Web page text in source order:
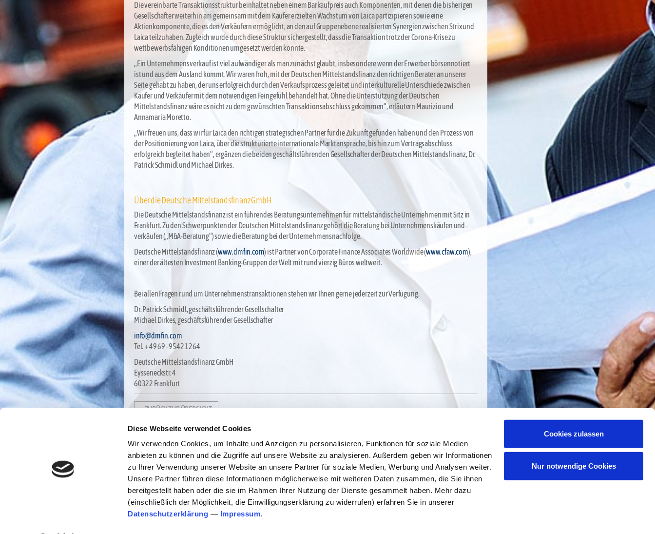
Diese Webseite verwendet Cookies
Wir verwenden Cookies, um Inhalte und Anzeigen zu personalisieren, Funktionen für soziale Medien
anbieten zu können und die Zugriffe auf unsere Website zu analysieren. Außerdem geben wir Informationen
zu Ihrer Verwendung unserer Website an unsere Partner für soziale Medien, Werbung und Analysen weiter.
Unsere Partner führen diese Informationen möglicherweise mit weiteren Daten zusammen, die Sie ihnen
bereitgestellt haben oder die sie im Rahmen Ihrer Nutzung der Dienste gesammelt haben. Mehr dazu
(einschließlich der Möglichkeit, die Einwilligungserklärung zu widerrufen) erfahren Sie in unserer
Datenschutzerklärung — Impressum.
Cookies zulassen
Nur notwendige Cookies
Die vereinbarte Transaktionsstruktur beinhaltet neben einem Barkaufpreis auch Komponenten, mit denen die bisherigen
Gesellschafter weiterhin am gemeinsam mit dem Käufer erzielten Wachstum von Laica partizipieren sowie eine
Aktienkomponente, die es den Verkäufern ermöglicht, an den auf Gruppenebene realisierten Synergien zwischen Strix und
Laica teilzuhaben. Zugleich wurde durch diese Struktur sichergestellt, dass die Transaktion trotz der Corona-Krise zu
wettbewerbsfähigen Konditionen umgesetzt werden konnte.
„Ein Unternehmensverkauf ist viel aufwändiger als man zunächst glaubt, insbesondere wenn der Erwerber börsennotiert
ist und aus dem Ausland kommt. Wir waren froh, mit der Deutschen Mittelstandsfinanz den richtigen Berater an unserer
Seite gehabt zu haben, der uns erfolgreich durch den Verkaufsprozess geleitet und interkulturelle Unterschiede zwischen
Käufer und Verkäufer mit dem notwendigen Feingefühl behandelt hat. Ohne die Unterstützung der Deutschen
Mittelstandsfinanz wäre es nicht zu dem gewünschten Transaktionsabschluss gekommen“, erläutern Maurizio und
Annamaria Moretto.
„Wir freuen uns, dass wir für Laica den richtigen strategischen Partner für die Zukunft gefunden haben und den Prozess von
der Positionierung von Laica, über die strukturierte internationale Marktansprache, bis hin zum Vertragsabschluss
erfolgreich begleitet haben“, ergänzen die beiden geschäftsführenden Gesellschafter der Deutschen Mittelstandsfinanz, Dr.
Patrick Schmidl und Michael Dirkes.
Über die Deutsche Mittelstandsfinanz GmbH
Die Deutsche Mittelstandsfinanz ist ein führendes Beratungsunternehmen für mittelständische Unternehmen mit Sitz in
Frankfurt. Zu den Schwerpunkten der Deutschen Mittelstandsfinanz gehört die Beratung bei Unternehmenskäufen und -
verkäufen („M&A-Beratung“) sowie die Beratung bei der Unternehmensnachfolge.
Deutsche Mittelstandsfinanz (www.dmfin.com) ist Partner von Corporate Finance Associates Worldwide (www.cfaw.com),
einer der ältesten Investment Banking-Gruppen der Welt mit rund vierzig Büros weltweit.
Bei allen Fragen rund um Unternehmenstransaktionen stehen wir Ihnen gerne jederzeit zur Verfügung.
Dr. Patrick Schmidl, geschäftsführender Gesellschafter
Michael Dirkes, geschäftsführender Gesellschafter
info@dmfin.com
Tel. + 49 69 - 9542 1264
Deutsche Mittelstandsfinanz GmbH
Eysseneckstr. 4
60322 Frankfurt
< ZURÜCK ZUR ÜBERSICHT